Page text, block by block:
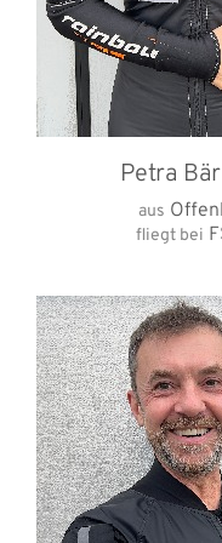
Petra
aus
fliegt bei